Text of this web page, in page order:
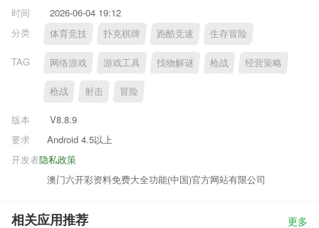
时间
2026-06-04 19:12
分类
体育竞技 扑克棋牌 跑酷竞速 生存冒险
TAG 网络游戏 游戏工具 找物解谜 枪战 经营策略
枪战 射击 冒险
版本
V8.8.9
要求
Android 4.5以上
隐私政策
开发者
澳门六开彩资料免费大全功能(中国)官方网站有限公司
相关应用推荐 更多